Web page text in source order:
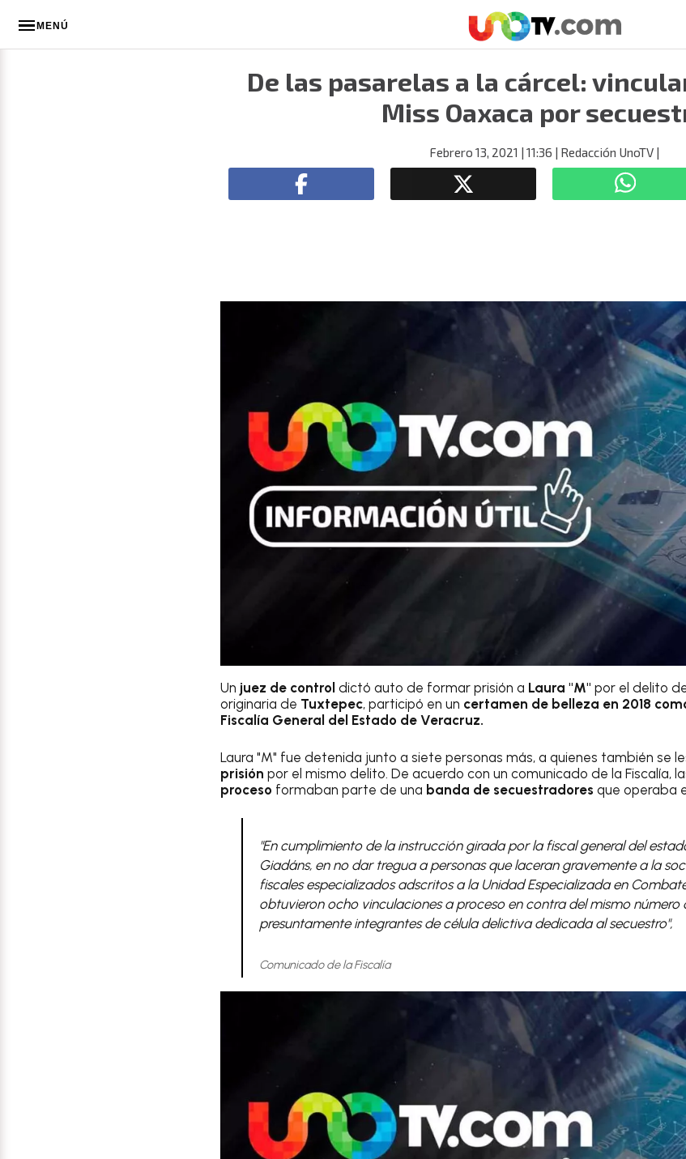
MENÚ
De las pasarelas a la cárcel:
Miss Oaxaca por
Febrero 13, 2021 | 11:36 | Redacción UnoTV |
Un juez de control dictó auto de formar prisión a Laura "M" por el delito
originaria de Tuxtepec, participó en un certamen de belleza en 2018
Fiscalía General del Estado de Veracruz.
Laura "M" fue detenida junto a siete personas más, a quienes también se
prisión por el mismo delito. De acuerdo con un comunicado de la Fiscalía,
proceso formaban parte de una banda de secuestradores que operaba
"En cumplimiento de la instrucción girada por la fiscal general del
Giadáns, en no dar tregua a personas que laceran gravemente a la
fiscales especializados adscritos a la Unidad Especializada en
obtuvieron ocho vinculaciones a proceso en contra del mismo número
presuntamente integrantes de célula delictiva dedicada al secuestro",
Comunicado de la Fiscalía